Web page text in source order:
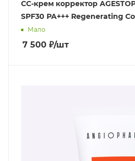
СС-крем корректор
SPF30 PA+++ Regenerating
Мало
7 500 ₽/шт